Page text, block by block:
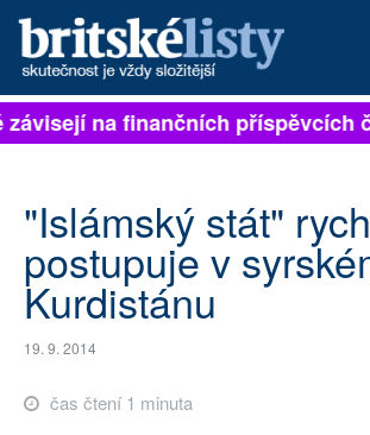
PŘIHLÁSIT
ARCHIV
ROZHOVORY
TÉMATA
NEJČTENĚJŠÍ ZA 7 DNÍ
na finančních příspěvcích
"Islámský stát"
postupuje v
Kurdistánu
19. 9. 2014
čas čtení 1 minuta